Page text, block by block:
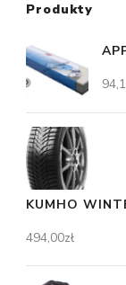
Produkty
KUMHO
494,00zł